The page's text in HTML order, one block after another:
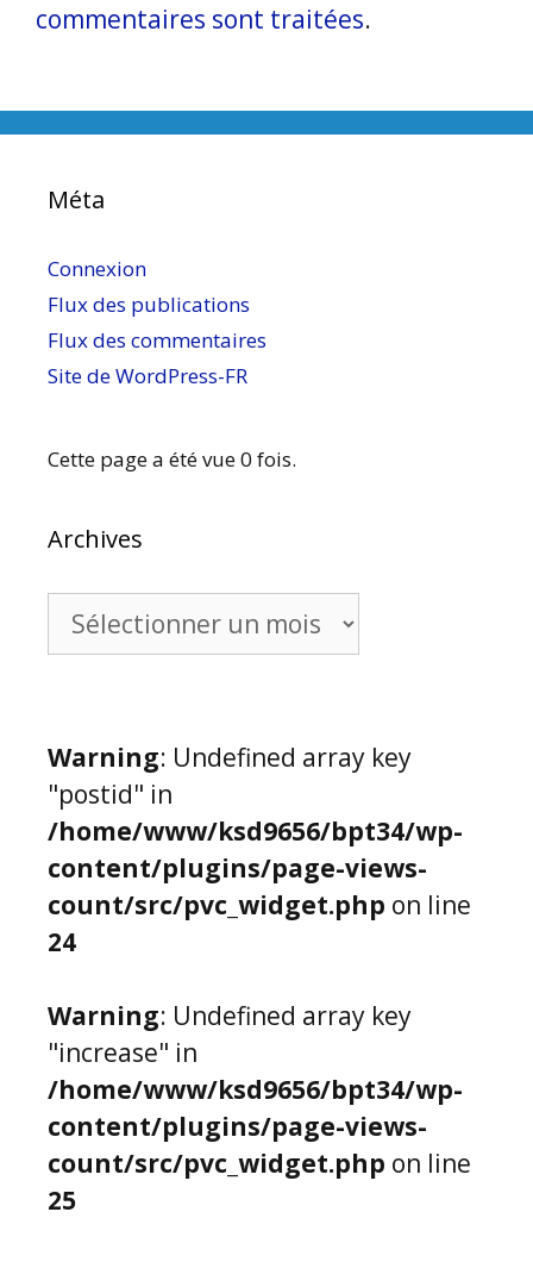
commentaires sont traitées.
Méta
Connexion
Flux des publications
Flux des commentaires
Site de WordPress-FR
Cette page a été vue 0 fois.
Archives
Warning: Undefined array key
"postid" in
/home/www/ksd9656/bpt34/wp-
content/plugins/page-views-
count/src/pvc_widget.php on line
24
Warning: Undefined array key
"increase" in
/home/www/ksd9656/bpt34/wp-
content/plugins/page-views-
count/src/pvc_widget.php on line
25